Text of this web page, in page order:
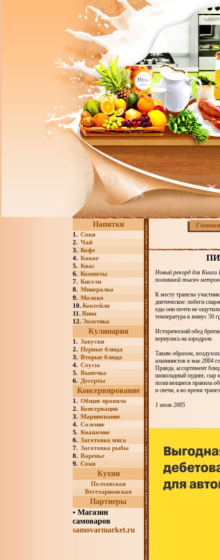
Напитки
1. Соки
2. Чай
3. Кофе
4. Какао
5. Квас
6. Компоты
7. Кисели
8. Минералка
9. Молоко
10. Коктейли
11. Вина
12. Экзотика
Кулинария
1. Закуски
2. Первые блюда
3. Вторые блюда
4. Соусы
5. Выпечка
6. Десерты
Консервирование
1. Общие правила
2. Консервация
3. Маринование
4. Соление
5. Квашение
6. Заготовка мяса
7. Заготовка рыбы
8. Варенье
9. Соки
Кухни
Полтавская
Вегетарианская
Партнеры
• Магазин
самоваров
samovarmarket.ru
Главная
Новый рекорд для Книги
половиной тысяч
К месту трапезы
диетическое: побеги
еды они почти не
температура в минус 50
Исторический обед
вернулись на аэродром.
Таким образом,
альпинистов в мае 2004
Правда, ассортимент
шоколадный пудинг, сыр
полагающиеся правила
и свечи, а во время
1 июля 2005